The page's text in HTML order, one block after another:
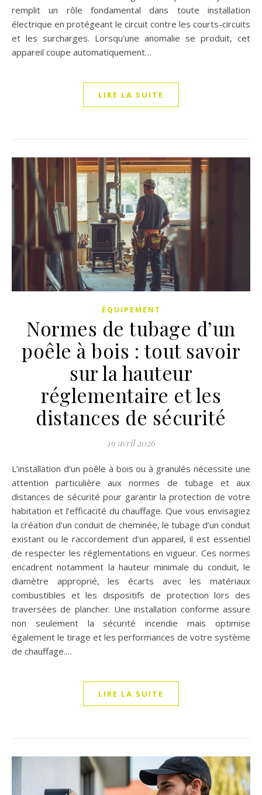
remplit un rôle fondamental dans toute installation
électrique en protégeant le circuit contre les courts-circuits
et les surcharges. Lorsqu'une anomalie se produit, cet
appareil coupe automatiquement…
LIRE LA SUITE
ÉQUIPEMENT
Normes de tubage d’un
poêle à bois : tout savoir
sur la hauteur
réglementaire et les
distances de sécurité
19 avril 2026
L’installation d’un poêle à bois ou à granulés nécessite une
attention particulière aux normes de tubage et aux
distances de sécurité pour garantir la protection de votre
habitation et l’efficacité du chauffage. Que vous envisagiez
la création d’un conduit de cheminée, le tubage d’un conduit
existant ou le raccordement d’un appareil, il est essentiel
de respecter les réglementations en vigueur. Ces normes
encadrent notamment la hauteur minimale du conduit, le
diamètre approprié, les écarts avec les matériaux
combustibles et les dispositifs de protection lors des
traversées de plancher. Une installation conforme assure
non seulement la sécurité incendie mais optimise
également le tirage et les performances de votre système
de chauffage.…
LIRE LA SUITE